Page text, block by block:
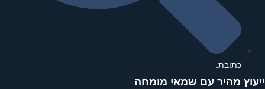
כתובת:
מהיר עם שמאי מומחה